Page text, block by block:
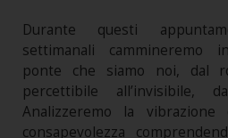
Durante questi
settimanali cammineremo
ponte che siamo noi, dal
percettibile all’invisibile,
Analizzeremo la
consapevolezza